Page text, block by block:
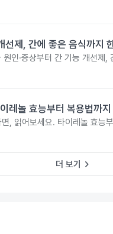
제, 간에 좋은 음식까지
인·증상부터 간 기능 개선제,
레놀 효능부터 복용법까지
, 읽어보세요. 타이레놀 효능
더 보기 keyboard_arrow_right